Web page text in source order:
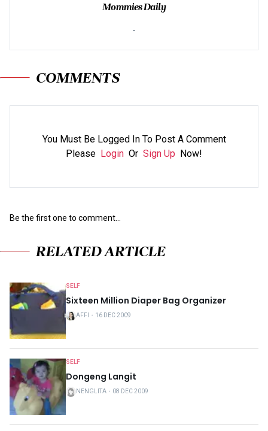
Mommies Daily
-
COMMENTS
You Must Be Logged In To Post A Comment
Please Login Or Sign Up Now!
Be the first one to comment...
RELATED ARTICLE
SELF
Sixteen Million Diaper Bag Organizer
AFFI ・ 16 DEC 2009
SELF
Dongeng Langit
NENGLITA ・ 08 DEC 2009